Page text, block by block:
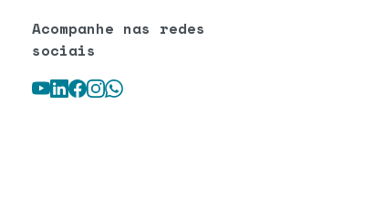
Acompanhe nas redes
sociais
Youtube
LinkedIn
Facebook
Instagram
WhatsApp